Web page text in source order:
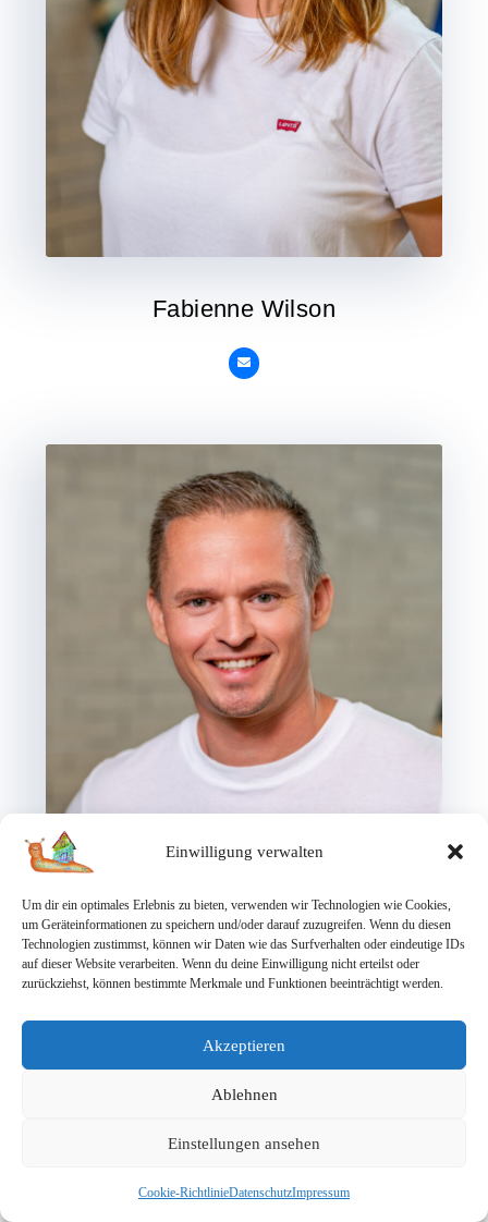
Einwilligung verwalten
Um dir ein optimales Erlebnis zu bieten, verwenden wir Technologien wie Cookies,
um Geräteinformationen zu speichern und/oder darauf zuzugreifen. Wenn du diesen
Technologien zustimmst, können wir Daten wie das Surfverhalten oder eindeutige IDs
auf dieser Website verarbeiten. Wenn du deine Einwilligung nicht erteilst oder
zurückziehst, können bestimmte Merkmale und Funktionen beeinträchtigt werden.
Akzeptieren
Ablehnen
Einstellungen ansehen
Cookie-RichtlinieDatenschutzImpressum
Fabienne Wilson
Manuel Wolaschka